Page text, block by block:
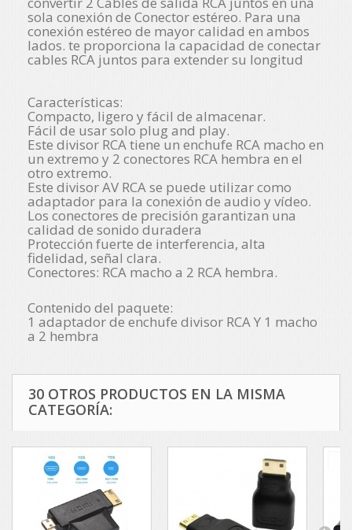
sola conexión de Conector estéreo. Para una
conexión estéreo de mayor calidad en ambos
lados. te proporciona la capacidad de conectar
cables RCA juntos para extender su longitud
Características:
Compacto, ligero y fácil de almacenar.
Fácil de usar solo plug and play.
Este divisor RCA tiene un enchufe RCA macho en
un extremo y 2 conectores RCA hembra en el
otro extremo.
Este divisor AV RCA se puede utilizar como
adaptador para la conexión de audio y vídeo.
Los conectores de precisión garantizan una
calidad de sonido duradera
Protección fuerte de interferencia, alta
fidelidad, señal clara.
Conectores: RCA macho a 2 RCA hembra.
Contenido del paquete:
1 adaptador de enchufe divisor RCA Y 1 macho
a 2 hembra
30 OTROS PRODUCTOS EN LA MISMA
CATEGORÍA: